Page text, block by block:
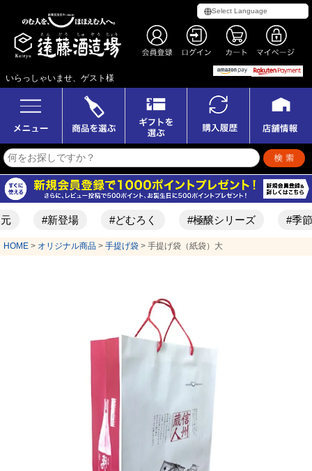
いらっしゃいませ、ゲスト様
#新登場 #どむろく #極醸シリーズ #季節
HOME オリジナル商品 手提げ袋 手提げ袋（紙袋）大